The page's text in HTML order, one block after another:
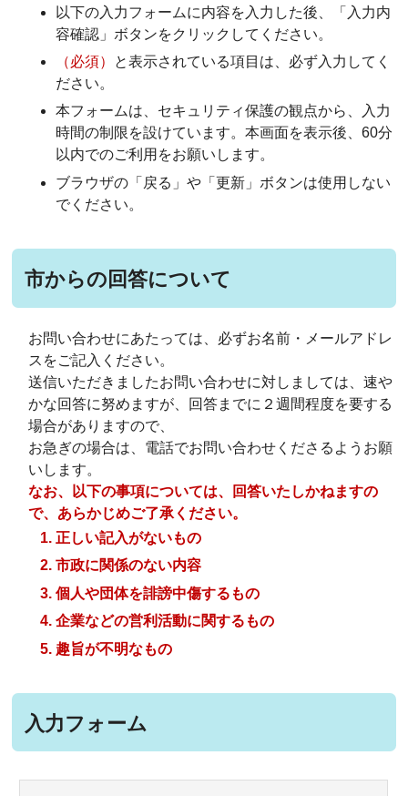
以下の入力フォームに内容を入力した後、「入力内
容確認」ボタンをクリックしてください。
（必須） と表示されている項目は、必ず入力してく
ださい。
本フォームは、セキュリティ保護の観点から、入力
時間の制限を設けています。本画面を表示後、60分
以内でのご利用をお願いします。
ブラウザの「戻る」や「更新」ボタンは使用しない
でください。
市からの回答について
お問い合わせにあたっては、必ずお名前・メールアドレ
スをご記入ください。
送信いただきましたお問い合わせに対しましては、速や
かな回答に努めますが、回答までに２週間程度を要する
場合がありますので、
お急ぎの場合は、電話でお問い合わせくださるようお願
いします。
なお、以下の事項については、回答いたしかねますの
で、あらかじめご了承ください。
正しい記入がないもの
市政に関係のない内容
個人や団体を誹謗中傷するもの
企業などの営利活動に関するもの
趣旨が不明なもの
入力フォーム